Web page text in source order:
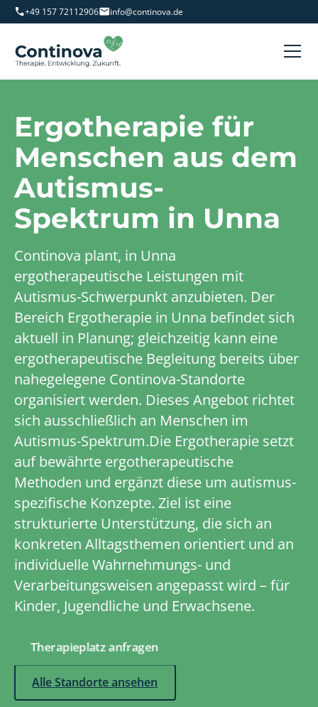
+49 157 72112906 info@continova.de
Ergotherapie für
Menschen aus dem
Autismus-
Spektrum in Unna
Continova plant, in Unna
ergotherapeutische Leistungen mit
Autismus-Schwerpunkt anzubieten. Der
Bereich Ergotherapie in Unna befindet sich
aktuell in Planung; gleichzeitig kann eine
ergotherapeutische Begleitung bereits über
nahegelegene Continova-Standorte
organisiert werden. Dieses Angebot richtet
sich ausschließlich an Menschen im
Autismus-Spektrum.Die Ergotherapie setzt
auf bewährte ergotherapeutische
Methoden und ergänzt diese um autismus­
spezifische Konzepte. Ziel ist eine
strukturierte Unterstützung, die sich an
konkreten Alltagsthemen orientiert und an
individuelle Wahrnehmungs- und
Verarbeitungsweisen angepasst wird – für
Kinder, Jugendliche und Erwachsene.
Therapieplatz anfragen
Alle Standorte ansehen